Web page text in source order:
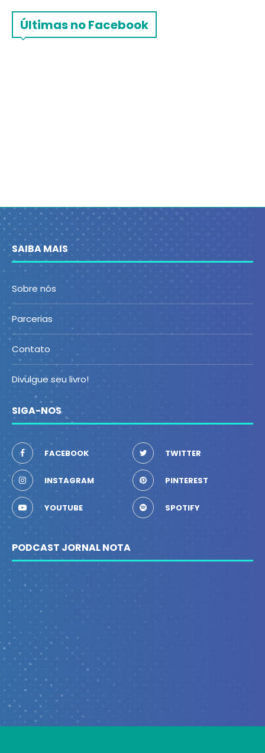
Últimas no Facebook
SAIBA MAIS
Sobre nós
Parcerias
Contato
Divulgue seu livro!
SIGA-NOS
FACEBOOK TWITTER
INSTAGRAM PINTEREST
YOUTUBE SPOTIFY
PODCAST JORNAL NOTA